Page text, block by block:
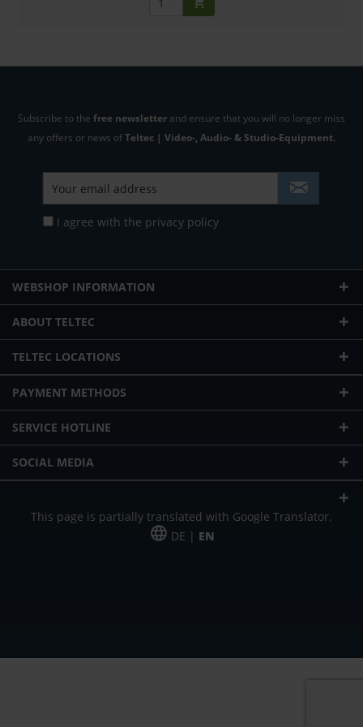
Subscribe to the free newsletter and ensure that you will no longer miss
any offers or news ofTeltec | Video-, Audio- & Studio-Equipment.
I agree with the privacy policy
WEBSHOP INFORMATION
ABOUT TELTEC
TELTEC LOCATIONS
PAYMENT METHODS
SERVICE HOTLINE
SOCIAL MEDIA
This page is partially translated with Google Translator.
DE | EN